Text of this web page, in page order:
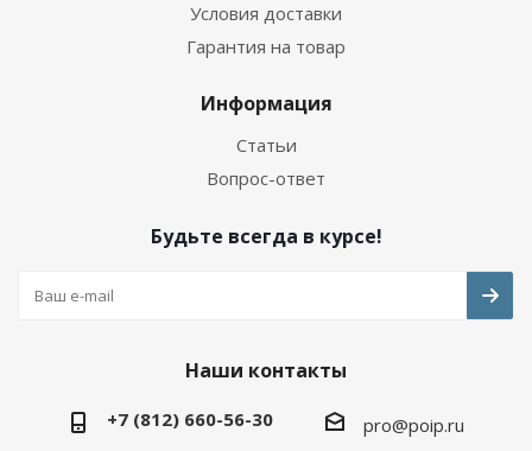
Условия доставки
Гарантия на товар
Информация
Статьи
Вопрос-ответ
Будьте всегда в курсе!
Наши контакты
+7 (812) 660-56-30 pro@poip.ru